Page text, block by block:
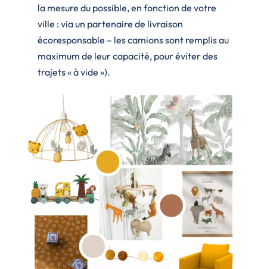
la mesure du possible, en fonction de votre
ville : via un partenaire de livraison
écoresponsable – les camions sont remplis au
maximum de leur capacité, pour éviter des
trajets « à vide »).